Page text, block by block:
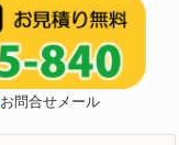
お問合せメール